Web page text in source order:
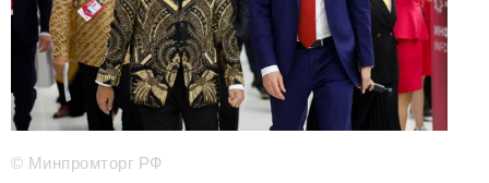
Электронные почты редакции:
Информационный отдел
info@business-magazine.online
Отдел рекламы
Отдел распространения/редакционная подписка
© Минпромторг РФ